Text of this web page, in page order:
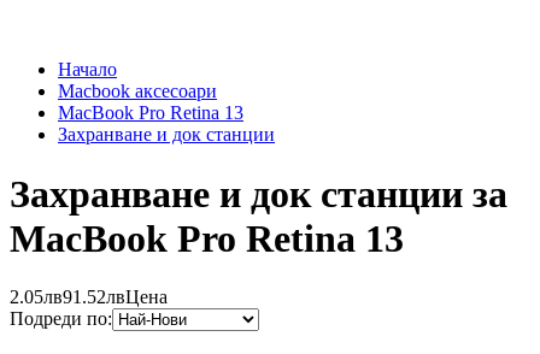
Начало
Macbook аксесоари
MacBook Pro Retina 13
Захранване и док станции
Захранване и док станции за
MacBook Pro Retina 13
2.05лв91.52лвЦена
Подреди по: